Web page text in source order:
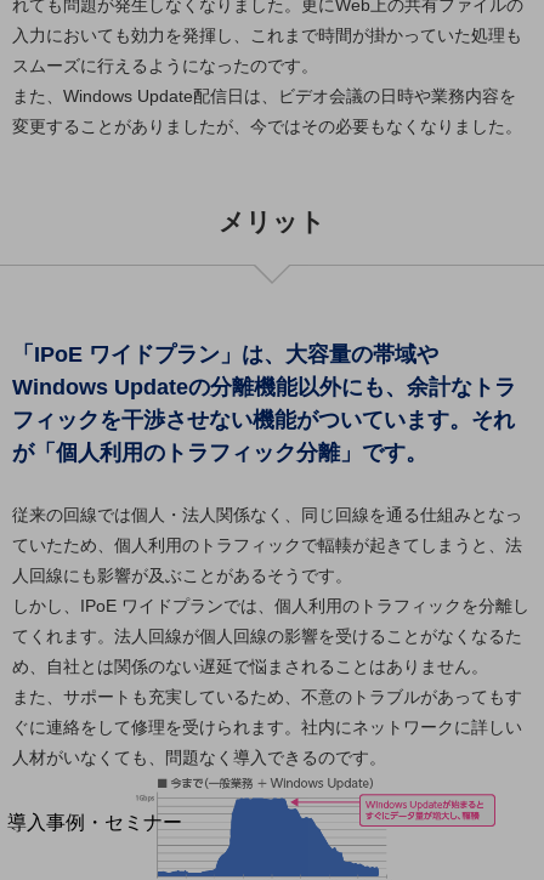
通信モジュール製品
衛星携帯電話
IOT完了済みメーカーブランド製品
ドコモBiz データ無制限 ドコモ MAX ドコモ mini ドコモBiz かけ放題
ケータイプラン
データプラス
IoT向け回線料金
home5Gプラン
セキュリティ
運用保守・故障紛失サポート
回線・ネットワーク
お手続き
別ウィンドウで開きます
サービスをご利用中のお客さま
導入事例・セミナー
れても問題が発生しなくなりました。更にWeb上の共有ファイルの
入力においても効力を発揮し、これまで時間が掛かっていた処理も
スムーズに行えるようになったのです。
また、Windows Update配信日は、ビデオ会議の日時や業務内容を
変更することがありましたが、今ではその必要もなくなりました。
メリット
「IPoE ワイドプラン」は、大容量の帯域や
Windows Updateの分離機能以外にも、余計なトラ
フィックを干渉させない機能がついています。それ
が「個人利用のトラフィック分離」です。
従来の回線では個人・法人関係なく、同じ回線を通る仕組みとなっ
ていたため、個人利用のトラフィックで輻輳が起きてしまうと、法
人回線にも影響が及ぶことがあるそうです。
しかし、IPoE ワイドプランでは、個人利用のトラフィックを分離し
てくれます。法人回線が個人回線の影響を受けることがなくなるた
め、自社とは関係のない遅延で悩まされることはありません。
また、サポートも充実しているため、不意のトラブルがあってもす
ぐに連絡をして修理を受けられます。社内にネットワークに詳しい
人材がいなくても、問題なく導入できるのです。